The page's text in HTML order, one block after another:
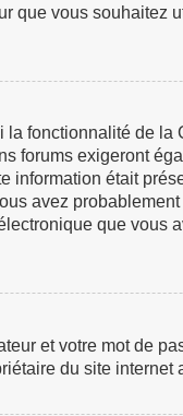
que vous
fonctionnalité de
forums exigeront
était
avez
que
et votre mot de
du site